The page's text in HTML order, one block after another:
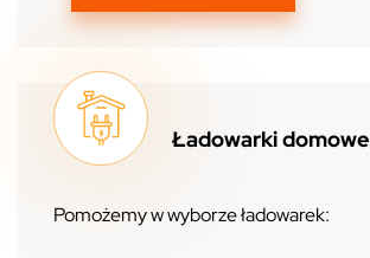
Ładowarki domowe
Pomożemy w wyborze ładowarek: